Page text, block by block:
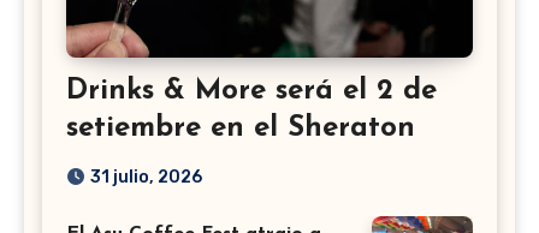
Drinks & More será el 2 de
setiembre en el Sheraton
31 julio, 2026